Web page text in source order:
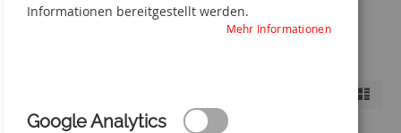
Anzeigen
Liste
Möglichkeiten
Informationen bereitgestellt werden.
Mehr Informationen
Google Analytics